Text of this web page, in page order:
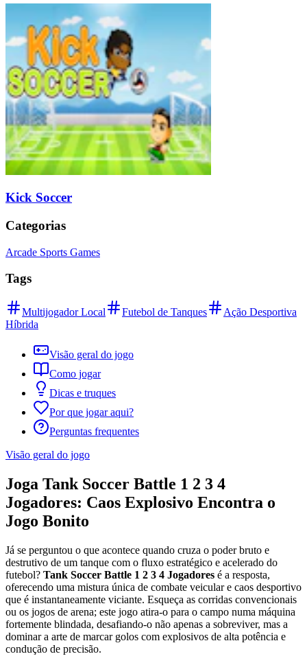
Kick Soccer
Categorias
Arcade Sports Games
Tags
Multijogador Local Futebol de Tanques
Ação Desportiva
Híbrida
Visão geral do jogo
Como jogar
Dicas e truques
Por que jogar aqui?
Perguntas frequentes
Visão geral do jogo
Joga Tank Soccer Battle 1 2 3 4
Jogadores: Caos Explosivo Encontra o
Jogo Bonito
Já se perguntou o que acontece quando cruza o poder bruto e
destrutivo de um tanque com o fluxo estratégico e acelerado do
futebol? Tank Soccer Battle 1 2 3 4 Jogadores é a resposta,
oferecendo uma mistura única de combate veicular e caos desportivo
que é instantaneamente viciante. Esqueça as corridas convencionais
ou os jogos de arena; este jogo atira-o para o campo numa máquina
fortemente blindada, desafiando-o não apenas a sobreviver, mas a
dominar a arte de marcar golos com explosivos de alta potência e
condução de precisão.